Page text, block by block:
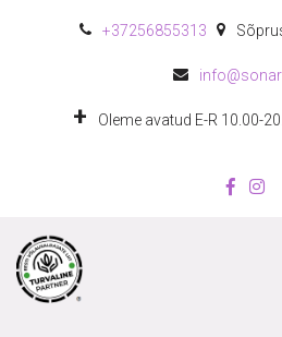
+37256855313
Oleme avatud E-R 10.00-